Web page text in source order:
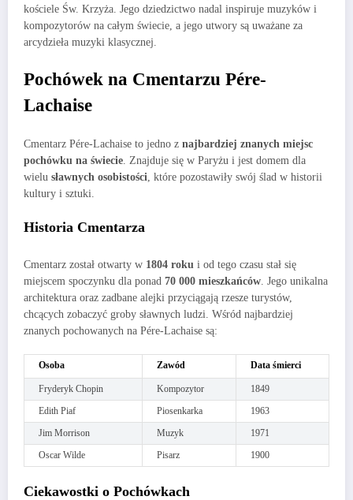
kościele Św. Krzyża. Jego dziedzictwo nadal inspiruje muzyków i
kompozytorów na całym świecie, a jego utwory są uważane za
arcydzieła muzyki klasycznej.
Pochówek na Cmentarzu Pére-
Lachaise
Cmentarz Pére-Lachaise to jedno z najbardziej znanych miejsc
pochówku na świecie. Znajduje się w Paryżu i jest domem dla
wielu sławnych osobistości, które pozostawiły swój ślad w historii
kultury i sztuki.
Historia Cmentarza
Cmentarz został otwarty w 1804 roku i od tego czasu stał się
miejscem spoczynku dla ponad 70 000 mieszkańców . Jego unikalna
architektura oraz zadbane alejki przyciągają rzesze turystów,
chcących zobaczyć groby sławnych ludzi. Wśród najbardziej
znanych pochowanych na Pére-Lachaise są:
Osoba Zawód Data śmierci
Fryderyk Chopin Kompozytor
1849
Edith Piaf
Piosenkarka
1963
Jim Morrison
Muzyk
1971
Oscar Wilde
Pisarz 1900
Ciekawostki o Pochówkach